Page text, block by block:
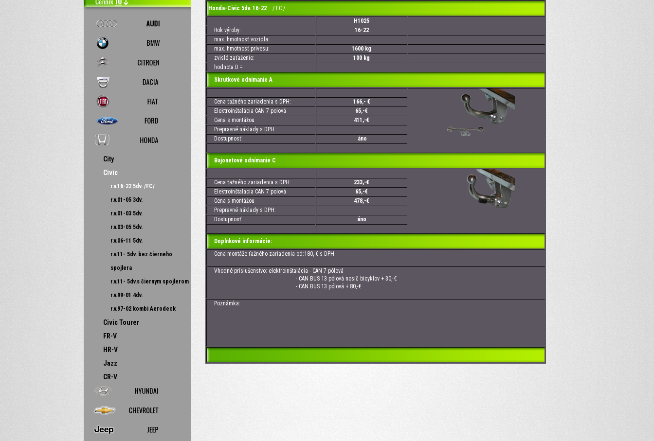
City
Civic
r.v.16-22 5dv. /FC/
r.v.01-05 3dv.
r.v.01-03 5dv.
r.v.03-05 5dv.
r.v.06-11 5dv.
r.v.11- 5dv. bez čierneho
spojlera
r.v.11- 5dv.s čiernym spojlerom
r.v.99-01 4dv.
r.v.97-02 kombi Aerodeck
Civic Tourer
FR-V
HR-V
Jazz
CR-V
Honda-Civic 5dv. 16-22 / FC /
H1025
Rok výroby:
16-22
max. hmotnosť vozidla:
max. hmotnosť prívesu:
1600 kg
zvislé zaťaženie:
100 kg
hodnota D =
Skrutkové odnímanie A
Cena ťažného zariadenia s DPH:
166,- €
Elektroinštalácia CAN 7 polová
65,-€
Cena s montážou
411,-€
Prepravné náklady s DPH:
Dostupnosť:
áno
Bajonetové odnímanie C
Cena ťažného zariadenia s DPH:
233,-€
Elektroinštalacia CAN 7 polová
65,-€
Cena s montážou
478,-€
Prepravné náklady s DPH:
Dostupnosť:
áno
Doplnkové informácie:
Cena montáže ťažného zariadenia od:180,-€ s DPH
Vhodné príslušenstvo: elektroinštalácia - CAN 7 pólová
- CAN BUS 13 pólová nosič bicyklov + 30,-€
- CAN BUS 13 pólová + 80,-€
Poznámka: